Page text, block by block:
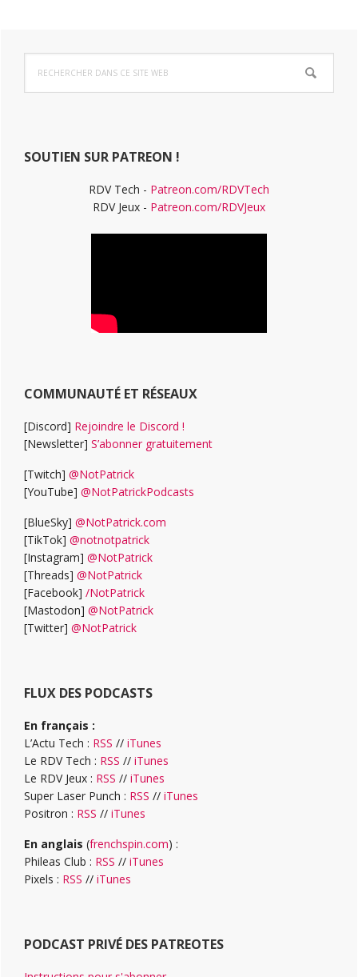
Barre
latérale
dans
ce
SOUTIEN SUR PATREON !
RDV Tech - Patreon.com/RDVTech
RDV Jeux - Patreon.com/RDVJeux
COMMUNAUTÉ ET RÉSEAUX
[Discord] Rejoindre le Discord !
[Newsletter] S’abonner gratuitement
[Twitch] @NotPatrick
[YouTube] @NotPatrickPodcasts
[BlueSky] @NotPatrick.com
[TikTok] @notnotpatrick
[Instagram] @NotPatrick
[Threads] @NotPatrick
[Facebook] /NotPatrick
[Mastodon] @NotPatrick
[Twitter] @NotPatrick
FLUX DES PODCASTS
En français :
L’Actu Tech : RSS // iTunes
Le RDV Tech : RSS // iTunes
Le RDV Jeux : RSS // iTunes
Super Laser Punch : RSS // iTunes
Positron : RSS // iTunes
En anglais (frenchspin.com) :
Phileas Club : RSS // iTunes
Pixels : RSS // iTunes
PODCAST PRIVÉ DES PATREOTES